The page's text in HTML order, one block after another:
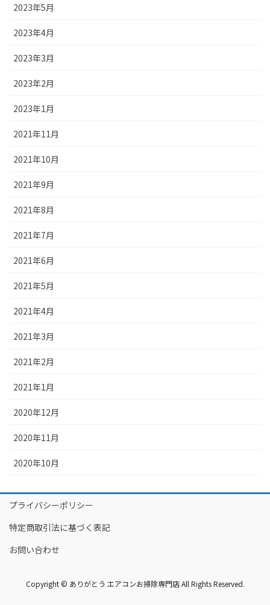
2023年5月
2023年4月
2023年3月
2023年2月
2023年1月
2021年11月
2021年10月
2021年9月
2021年8月
2021年7月
2021年6月
2021年5月
2021年4月
2021年3月
2021年2月
2021年1月
2020年12月
2020年11月
2020年10月
プライバシーポリシー
特定商取引法に基づく表記
お問い合わせ
Copyright © ありがとう エアコンお掃除専門店 All Rights Reserved.